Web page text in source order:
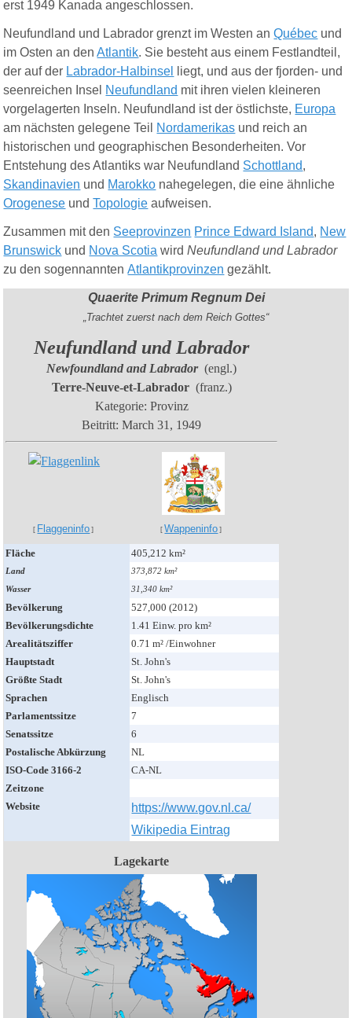
erst 1949 Kanada angeschlossen.
Neufundland und Labrador grenzt im Westen anQuébec und
im Osten an denAtlantik. Sie besteht aus einem Festlandteil,
der auf der Labrador-Halbinsel
liegt, und aus der fjorden- und
seenreichen Insel Neufundland mit ihren vielen kleineren
vorgelagerten Inseln. Neufundland ist der östlichste, Europa
am nächsten gelegene Teil Nordamerikas und reich an
historischen und geographischen Besonderheiten. Vor
Entstehung des Atlantiks war Neufundland Schottland,
Skandinavien und Marokko nahegelegen, die eine ähnliche
Orogenese undTopologie aufweisen.
Zusammen mit den Seeprovinzen Prince Edward Island, New
Brunswick und Nova Scotia wirdNeufundland und Labrador
zu den sogennanntenAtlantikprovinzen gezählt.
Quaerite Primum Regnum Dei
„Trachtet zuerst nach dem Reich Gottes“
Neufundland und Labrador
Newfoundland and Labrador (engl.)
Terre-Neuve-et-Labrador (franz.)
Kategorie: Provinz
Beitritt:March 31, 1949
[ Flaggeninfo ] [ Wappeninfo ]
Fläche 405,212 km²
Land
373,872 km²
Wasser
31,340 km²
Bevölkerung
527,000 (2012)
Bevölkerungsdichte
1.41 Einw. pro km²
Arealitätsziffer
0.71 m² /Einwohner
Hauptstadt
St. John's
Größte Stadt
St. John's
Sprachen
Englisch
Parlamentssitze
7
Senatssitze
6
Postalische Abkürzung
NL
ISO-Code 3166-2
CA-NL
Zeitzone
Website
https://www.gov.nl.ca/
Wikipedia Eintrag
Lagekarte